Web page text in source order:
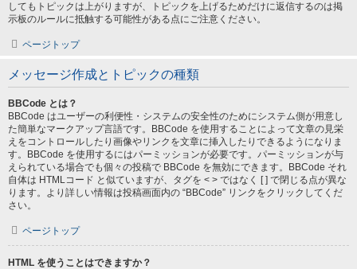
してもトピックは上がりますが、トピックを上げるためだけに返信するのは掲
示板のルールに抵触する可能性がある点にご注意ください。
ページトップ
メッセージ作成とトピックの種類
BBCode とは？
BBCode はユーザーの利便性・システムの安全性のためにシステム側が用意し
た簡単なマークアップ言語です。BBCode を使用することによって文章の見栄
えをコントロールしたり画像やリンクを文章に挿入したりできるようになりま
す。BBCode を使用するにはパーミッションが必要です。パーミッションが与
えられている場合でも個々の投稿で BBCode を無効にできます。BBCode それ
自体は HTMLコード と似ていますが、タグを < > ではなく [ ] で閉じる点が異な
ります。より詳しい情報は投稿画面内の “BBCode” リンクをクリックしてくだ
さい。
ページトップ
HTML を使うことはできますか？